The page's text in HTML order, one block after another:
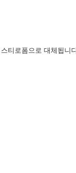
티로폼으로 대체됩니